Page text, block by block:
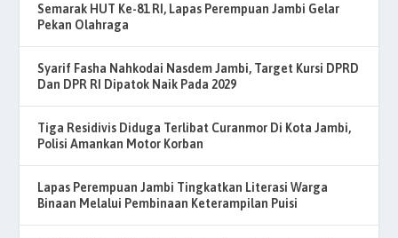
Semarak HUT Ke-81 RI, Lapas Perempuan Jambi Gelar
Pekan Olahraga
Syarif Fasha Nahkodai Nasdem Jambi, Target Kursi DPRD
Dan DPR RI Dipatok Naik Pada 2029
Tiga Residivis Diduga Terlibat Curanmor Di Kota Jambi,
Polisi Amankan Motor Korban
Lapas Perempuan Jambi Tingkatkan Literasi Warga
Binaan Melalui Pembinaan Keterampilan Puisi